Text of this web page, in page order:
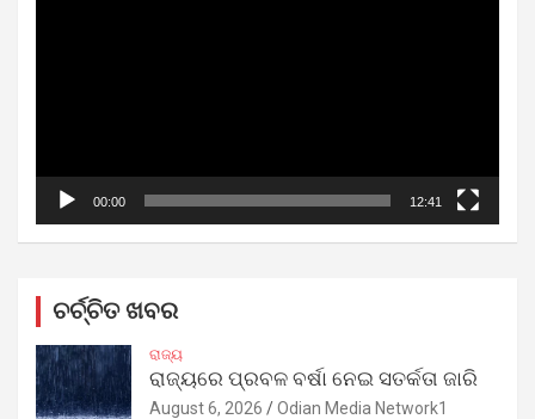
00:00 12:41
ଚର୍ଚ୍ଚିତ ଖବର
ରାଜ୍ୟ
ରାଜ୍ୟରେ ପ୍ରବଳ ବର୍ଷା ନେଇ ସତର୍କତା ଜାରି
August 6, 2026 Odian Media Network1